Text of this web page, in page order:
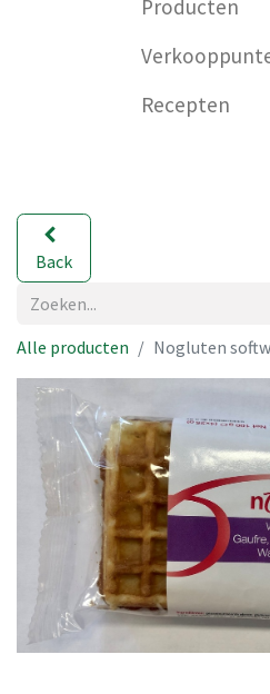
Producten
Recepten
Back
Alle producten Nogluten